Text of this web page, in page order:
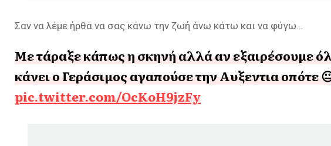
Σαν να λέμε ήρθα να σας κάνω την ζωή άνω κάτω και να φύγω…
Με τάραξε κάπως η σκηνή αλλά αν εξαιρέσουμε
κάνει ο Γεράσιμος αγαπούσε την Αυξεντια οπότε
pic.twitter.com/OcKoH9jzFy